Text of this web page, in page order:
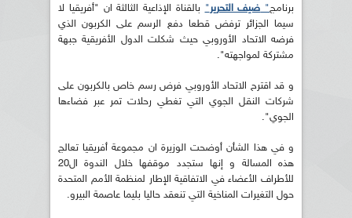
برنامج" ضيف التحرير" بالقناة الإذاعية الثالثة ان "أفريقيا لا
سيما الجزائر ترفض قطعا دفع الرسم على الكربون الذي
فرضه الاتحاد الأوروبي حيث شكلت الدول الأفريقية جبهة
مشتركة لمواجهته".
و قد اقترح الاتحاد الأوروبي فرض رسم خاص بالكربون على
شركات النقل الجوي التي تغطي رحلات تمر عبر فضاءها
الجوي".
و في هذا الشأن أوضحت الوزيرة ان مجموعة أفريقيا تعالج
هذه المسالة و إنها ستجدد موقفها خلال الندوة ال20
للأطراف الأعضاء في الاتفاقية الإطار لمنظمة الأمم المتحدة
حول التغيرات المناخية التي تنعقد حاليا بليما عاصمة البيرو.